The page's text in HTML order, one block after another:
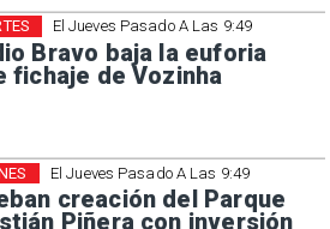
El Jueves Pasado A Las 9:49
Bravo baja la euforia
fichaje de Vozinha
El Jueves Pasado A Las 9:49
creación del Parque
Piñera con inversión